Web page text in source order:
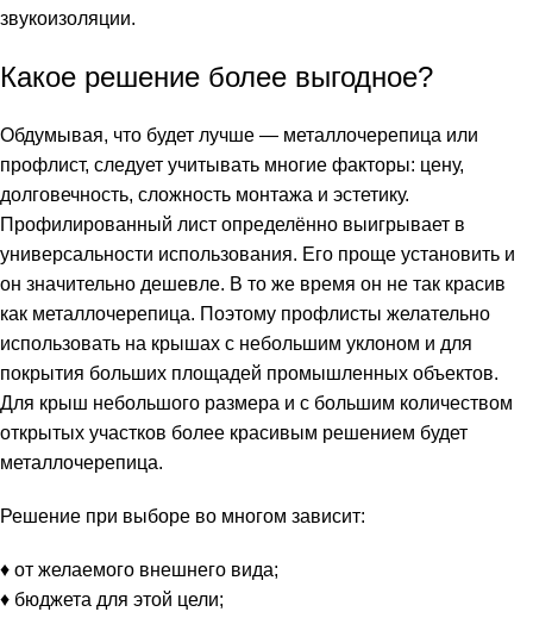
звукоизоляции.
Какое решение более выгодное?
Обдумывая, что будет лучше — металлочерепица или
профлист, следует учитывать многие факторы: цену,
долговечность, сложность монтажа и эстетику.
Профилированный лист определённо выигрывает в
универсальности использования. Его проще установить и
он значительно дешевле. В то же время он не так красив
как металлочерепица. Поэтому профлисты желательно
использовать на крышах с небольшим уклоном и для
покрытия больших площадей промышленных объектов.
Для крыш небольшого размера и с большим количеством
открытых участков более красивым решением будет
металлочерепица.
Решение при выборе во многом зависит:
♦ от желаемого внешнего вида;
♦ бюджета для этой цели;